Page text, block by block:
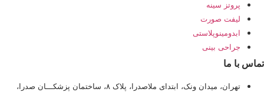
پروتز سینه
لیفت صورت
ابدومینوپلاستی
جراحی بینی
تماس با ما
تهران، میدان ونک، ابتدای ملاصدرا، پلاک ۸، ساختمان پزشکـــان صدرا،